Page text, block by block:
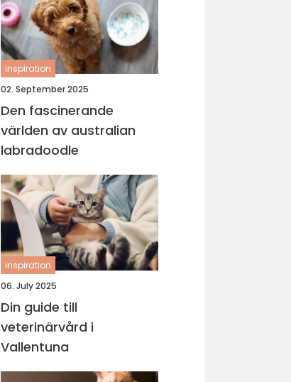
inspiration
02. September 2025
Den fascinerande
världen av australian
labradoodle
inspiration
06. July 2025
Din guide till
veterinärvård i
Vallentuna